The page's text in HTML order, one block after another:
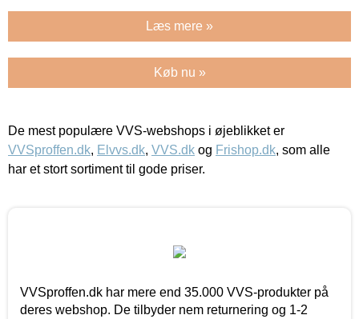
Læs mere »
Køb nu »
De mest populære VVS-webshops i øjeblikket er
VVSproffen.dk, Elvvs.dk, VVS.dk og Frishop.dk, som alle
har et stort sortiment til gode priser.
VVSproffen.dk har mere end 35.000 VVS-produkter på
deres webshop. De tilbyder nem returnering og 1-2